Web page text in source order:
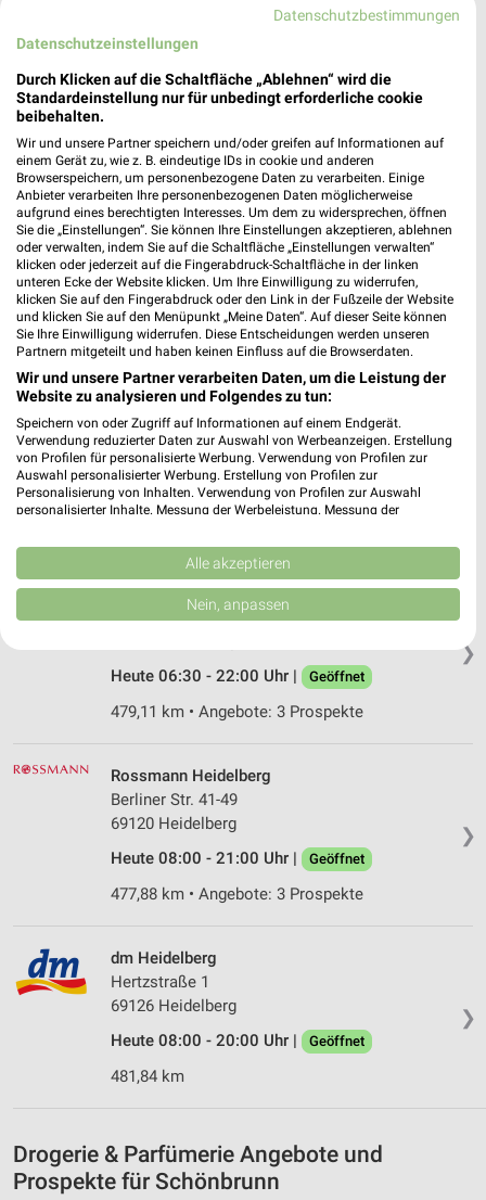
dm Heidelberg
Fritz-Frey-Straße 14
69121 Heidelberg
476,16 km
Müller Sinsheim
Bahnhofstr. 25
74889 Sinsheim
Heute 08:30 - 20:00 Uhr | Geöffnet
482,50 km • Angebote: 3 Prospekte
dm Heidelberg
Felix-Wankel-Straße 18
69126 Heidelberg
Heute 08:00 - 21:00 Uhr | Geöffnet
❯
Rossmann Heidelberg
Willy-Brandt-Platz 5
Heute 06:30 - 22:00 Uhr |
Geöffnet
479,11 km • Angebote: 3 Prospekte
❯
Rossmann Heidelberg
Berliner Str. 41-49
69120 Heidelberg
Heute 08:00 - 21:00 Uhr |
Geöffnet
477,88 km • Angebote: 3 Prospekte
❯
dm Heidelberg
Hertzstraße 1
69126 Heidelberg
Heute 08:00 - 20:00 Uhr |
Geöffnet
481,84 km
Drogerie & Parfümerie Angebote und
Prospekte für Schönbrunn
Datenschutzbestimmungen
Datenschutzeinstellungen
Durch Klicken auf die Schaltfläche „Ablehnen“ wird die
Standardeinstellung nur für unbedingt erforderliche cookie
beibehalten.
Wir und unsere Partner speichern und/oder greifen auf Informationen auf
einem Gerät zu, wie z. B. eindeutige IDs in cookie und anderen
Browserspeichern, um personenbezogene Daten zu verarbeiten. Einige
Anbieter verarbeiten Ihre personenbezogenen Daten möglicherweise
aufgrund eines berechtigten Interesses. Um dem zu widersprechen, öffnen
Sie die „Einstellungen“. Sie können Ihre Einstellungen akzeptieren, ablehnen
oder verwalten, indem Sie auf die Schaltfläche „Einstellungen verwalten“
klicken oder jederzeit auf die Fingerabdruck-Schaltfläche in der linken
unteren Ecke der Website klicken. Um Ihre Einwilligung zu widerrufen,
klicken Sie auf den Fingerabdruck oder den Link in der Fußzeile der Website
und klicken Sie auf den Menüpunkt „Meine Daten“. Auf dieser Seite können
Sie Ihre Einwilligung widerrufen. Diese Entscheidungen werden unseren
Partnern mitgeteilt und haben keinen Einfluss auf die Browserdaten.
Wir und unsere Partner verarbeiten Daten, um die Leistung der
Website zu analysieren und Folgendes zu tun:
Speichern von oder Zugriff auf Informationen auf einem Endgerät.
Verwendung reduzierter Daten zur Auswahl von Werbeanzeigen. Erstellung
von Profilen für personalisierte Werbung. Verwendung von Profilen zur
Auswahl personalisierter Werbung. Erstellung von Profilen zur
Personalisierung von Inhalten. Verwendung von Profilen zur Auswahl
personalisierter Inhalte. Messung der Werbeleistung. Messung der
Kombinationen von Daten aus verschiedenen Quellen. Entwicklung und
Verbesserung der Angebote. Verwendung reduzierter Daten zur Auswahl
von Inhalten.
Daten können außerhalb der Europäischen Union weitergegeben und in die
Website/App.
Partnerliste anzeigen (1 IAB-Anbieter)
Wir nutzen Ihre Daten für folgende Zwecke:
Speichern von oder Zugriff auf Informationen
auf einem Endgerät
Verwendung reduzierter Daten zur Auswahl von
Werbeanzeigen
Erstellung von Profilen für personalisierte
Verwendung von Profilen zur Auswahl
personalisierter Werbung
von Inhalten
Verwendung von Profilen zur Auswahl
Messung der Werbeleistung
Messung der Performance von Inhalten
Alle akzeptieren
Nein, anpassen